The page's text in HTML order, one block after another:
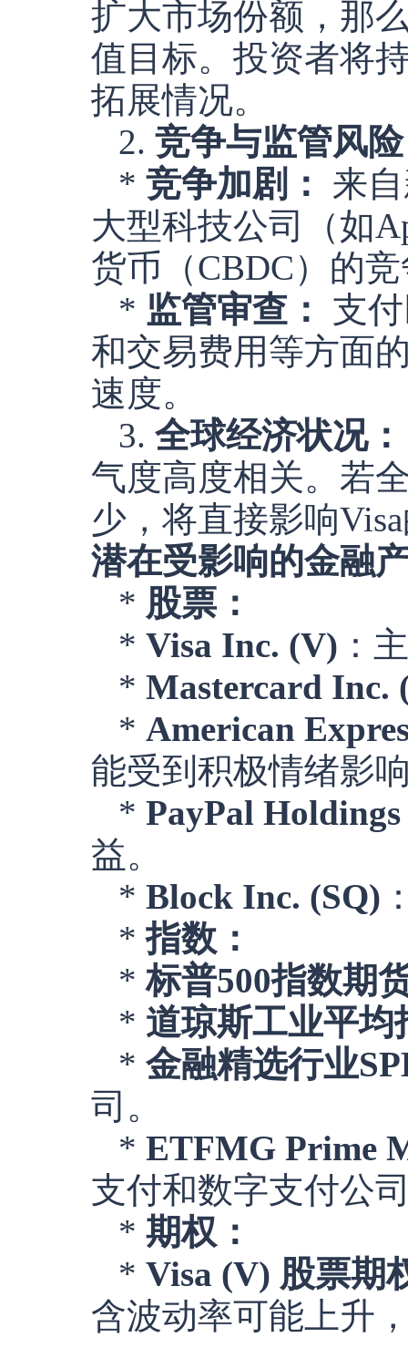
扩大市场份额，那
值目标。投资者将
拓展情况。
2. 竞争与监管风
* 竞争加剧：
来
大型科技公司（如
货币（CBDC）的
* 监管审查：
支
和交易费用等方面
速度。
3. 全球经济状况：
气度高度相关。若
少，将直接影响
潜在受影响的金融
* 股票：
* Visa Inc. (V) ：
* Mastercard Inc.
* American
能受到积极情绪影
* PayPal
益。
* Block Inc. (SQ)
*指数：
*标普500指数期
* 道琼斯工业平
* 金融精选行业
司。
* ETFMG Prime
支付和数字支付公
* 期权：
* Visa (V) 股票期
含波动率可能上升